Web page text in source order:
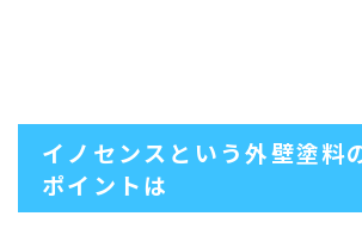
イノセンスという外壁塗料
ポイントは